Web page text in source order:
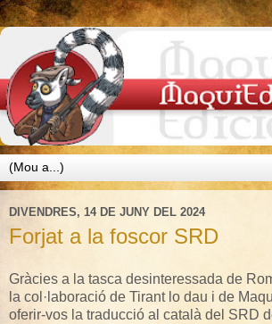
DIVENDRES, 14 DE JUNY DEL 2024
Forjat a la foscor SRD
Gràcies a la tasca desinteressada de
la col·laboració de Tirant lo dau i de
oferir-vos la traducció al català del SRD